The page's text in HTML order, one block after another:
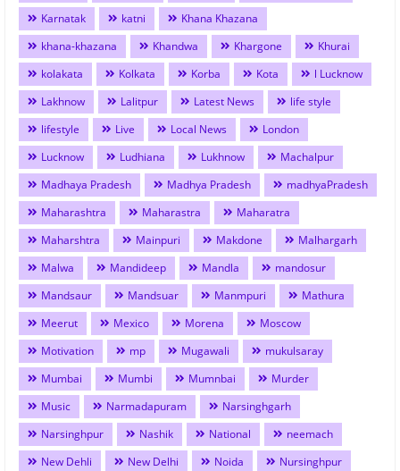
Karnatak
katni
Khana Khazana
khana-khazana
Khandwa Khargone
Khurai
kolakata
Kolkata Korba Kota
l Lucknow
Lakhnow
Lalitpur Latest News
life style
lifestyle
Live Local News
London
Lucknow
Ludhiana Lukhnow
Machalpur
Madhaya Pradesh
Madhya Pradesh
madhyaPradesh
Maharashtra
Maharastra
Maharatra
Maharshtra
Mainpuri Makdone
Malhargarh
Malwa
Mandideep Mandla
mandosur
Mandsaur
Mandsuar Manmpuri
Mathura
Meerut
Mexico Morena
Moscow
Motivation
mp Mugawali
mukulsaray
Mumbai
Mumbi Mumnbai
Murder
Music
Narmadapuram
Narsinghgarh
Narsinghpur
Nashik National
neemach
New Dehli
New Delhi Noida
Nursinghpur